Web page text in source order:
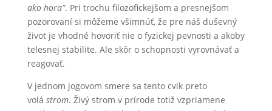
ako hora”. Pri trochu filozofickejšom a presnejšom
pozorovaní si môžeme všimnúť, že pre náš duševný
život je vhodné hovoriť nie o fyzickej pevnosti a akoby
telesnej stabilite. Ale skôr o schopnosti vyrovnávať a
reagovať.
V jednom jogovom smere sa tento cvik preto
volá strom. Živý strom v prírode totiž vzpriamene